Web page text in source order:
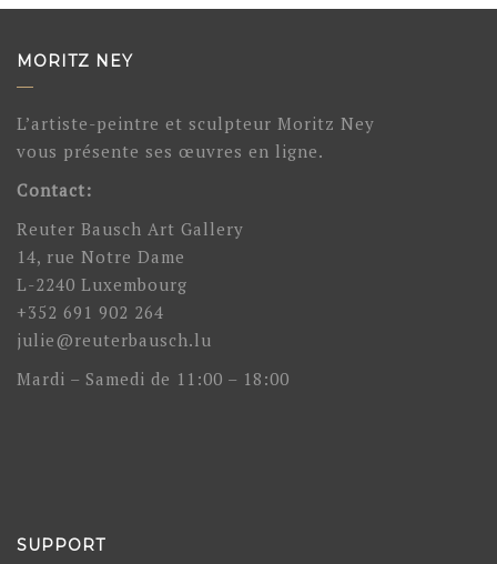
MORITZ NEY
L’artiste-peintre et sculpteur Moritz Ney
vous présente ses œuvres en ligne.
Contact:
Reuter Bausch Art Gallery
14, rue Notre Dame
L-2240 Luxembourg
+352 691 902 264
julie@reuterbausch.lu
Mardi – Samedi de 11:00 – 18:00
SUPPORT